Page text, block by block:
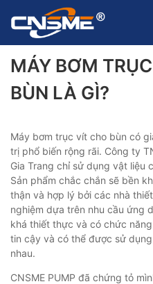
MÁY BƠM
BÙN LÀ GÌ?
Máy bơm trục vít cho bùn có
trị phổ biến rộng rãi. Công ty
Gia Trang chỉ sử dụng vật liệu
Sản phẩm chắc chắn sẽ bền
thận và hợp lý bởi các nhà
nghiệm dựa trên nhu cầu ứng
khá thiết thực và có chức
tin cậy và có thể được sử
nhau.
CNSME PUMP đã chứng tỏ